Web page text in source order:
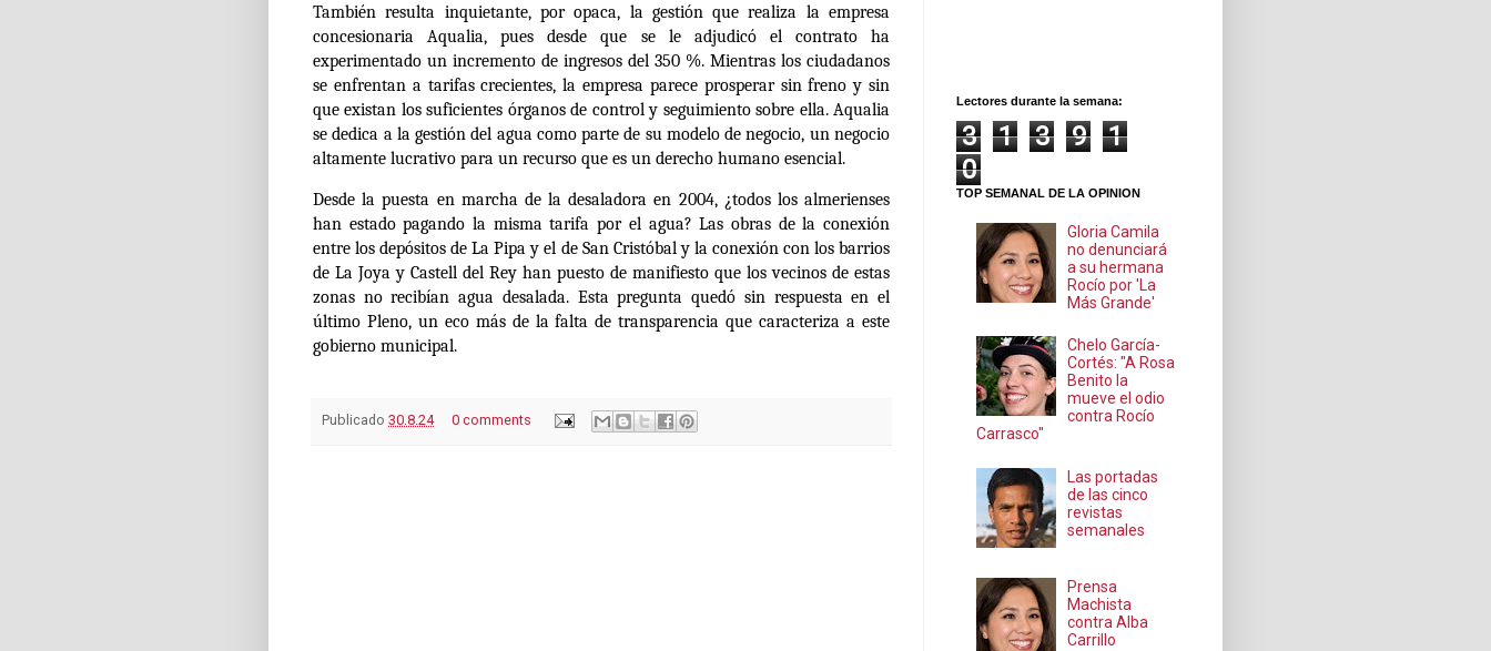
También resulta inquietante, por opaca, la gestión que realiza la empresa
concesionaria Aqualia, pues desde que se le adjudicó el contrato ha
experimentado un incremento de ingresos del 350 %. Mientras los ciudadanos
se enfrentan a tarifas crecientes, la empresa parece prosperar sin freno y sin
que existan los suficientes órganos de control y seguimiento sobre ella. Aqualia
se dedica a la gestión del agua como parte de su modelo de negocio, un negocio
altamente lucrativo para un recurso que es un derecho humano esencial.
Desde la puesta en marcha de la desaladora en 2004, ¿todos los almerienses
han estado pagando la misma tarifa por el agua? Las obras de la conexión
entre los depósitos de La Pipa y el de San Cristóbal y la conexión con los barrios
de La Joya y Castell del Rey han puesto de manifiesto que los vecinos de estas
zonas no recibían agua desalada. Esta pregunta quedó sin respuesta en el
último Pleno, un eco más de la falta de transparencia que caracteriza a este
gobierno municipal.
Publicado 30.8.24 0 comments
Lectores durante la semana:
3 1 3 9
1
0
TOP SEMANAL DE LA OPINION
Gloria Camila
no denunciará
a su hermana
Rocío por 'La
Más Grande'
Chelo García-
Cortés: "A Rosa
Benito la
mueve el odio
contra Rocío
Carrasco"
Las portadas
de las cinco
revistas
semanales
Prensa
Machista
contra Alba
Carrillo